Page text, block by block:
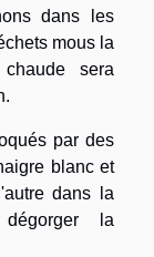
dans les
mous la
sera
par des
blanc et
dans la
la